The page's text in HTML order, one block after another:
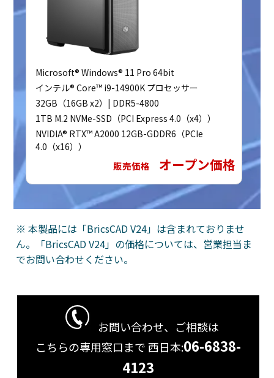
Microsoft® Windows® 11 Pro 64bit
インテル® Core™ i9-14900K プロセッサー
32GB（16GB x2）| DDR5-4800
1TB M.2 NVMe-SSD（PCI Express 4.0（x4））
NVIDIA® RTX™ A2000 12GB-GDDR6（PCIe
4.0（x16））
販売価格 オープン価格
※ 本製品には「BricsCAD V24」は含まれておりませ
ん。「BricsCAD V24」の価格については、営業担当ま
でお問い合わせください。
お問い合わせ、ご相談は
こちらの専用窓口まで西日本:06-6838-
4123